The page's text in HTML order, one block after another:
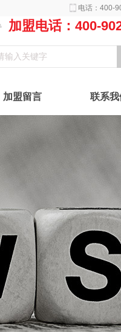
电话：400-
加盟电话：400-
加盟留言 联系我